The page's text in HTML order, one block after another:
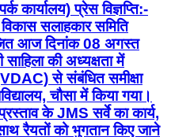
कार्यालय) प्रेस विज्ञप्ति:-
सलाहकार समिति
आज दिनांक 08 अगस्त
साहिला की अध्यक्षता में
से संबंधित समीक्षा
चौसा में किया गया।
के JMS सर्वे का कार्य,
रैयतों को भुगतान किए जाने